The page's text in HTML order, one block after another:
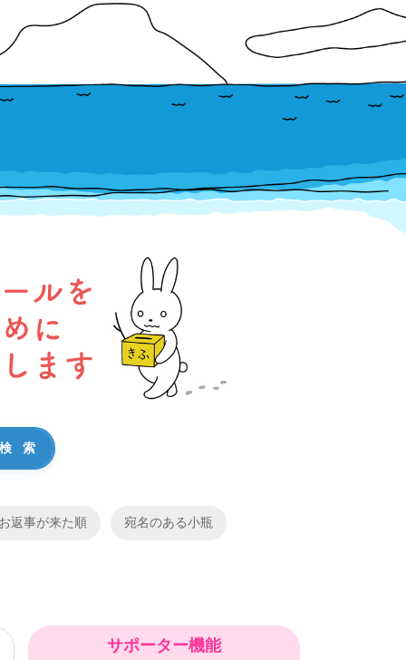
返事が来た順 宛名のある小瓶
サポーター機能